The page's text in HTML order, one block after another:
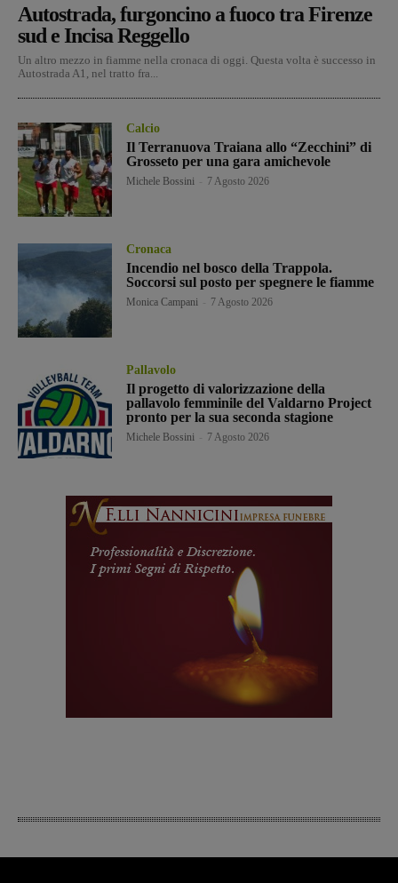
Autostrada, furgoncino a fuoco tra Firenze
sud e Incisa Reggello
Un altro mezzo in fiamme nella cronaca di oggi. Questa volta è successo in
Autostrada A1, nel tratto fra...
Calcio
Il Terranuova Traiana allo “Zecchini” di
Grosseto per una gara amichevole
Michele Bossini 7 Agosto 2026
Cronaca
Incendio nel bosco della Trappola.
Soccorsi sul posto per spegnere le fiamme
Monica Campani 7 Agosto 2026
Pallavolo
Il progetto di valorizzazione della
pallavolo femminile del Valdarno Project
pronto per la sua seconda stagione
Michele Bossini 7 Agosto 2026